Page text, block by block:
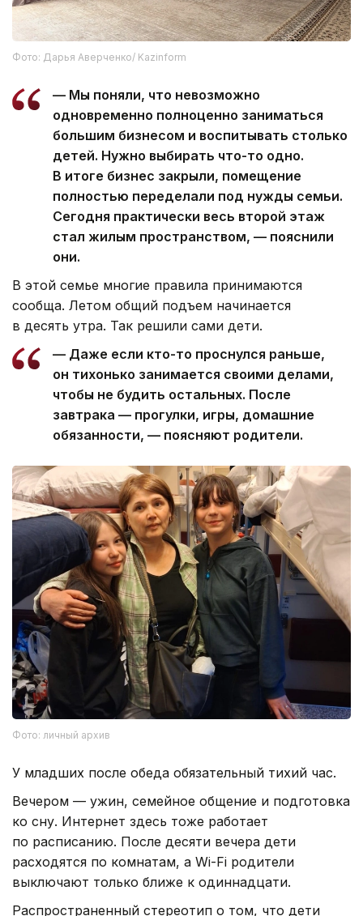
Фото: Дарья Аверченко/ Kazinform
— Мы поняли, что невозможно
одновременно полноценно заниматься
большим бизнесом и воспитывать столько
детей. Нужно выбирать что-то одно.
В итоге бизнес закрыли, помещение
полностью переделали под нужды семьи.
Сегодня практически весь второй этаж
стал жилым пространством, — пояснили
они.
В этой семье многие правила принимаются
сообща. Летом общий подъем начинается
в десять утра. Так решили сами дети.
— Даже если кто-то проснулся раньше,
он тихонько занимается своими делами,
чтобы не будить остальных. После
завтрака — прогулки, игры, домашние
обязанности, — поясняют родители.
Фото: личный архив
У младших после обеда обязательный тихий час.
Вечером — ужин, семейное общение и подготовка
ко сну. Интернет здесь тоже работает
по расписанию. После десяти вечера дети
расходятся по комнатам, а Wi-Fi родители
выключают только ближе к одиннадцати.
Распространенный стереотип о том, что дети